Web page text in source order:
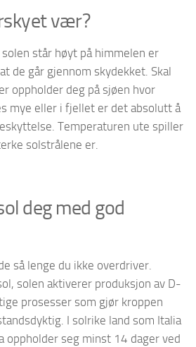
vær?
står høyt på himmelen er
de går gjennom skydekket. Skal
oppholder deg på sjøen hvor
mye eller i fjellet er det absolutt å
Temperaturen ute spiller
solstrålene er.
deg med god
så lenge du ikke overdriver.
solen aktiverer produksjon av D-
prosesser som gjør kroppen
I solrike land som Italia
oppholder seg minst 14 dager ved